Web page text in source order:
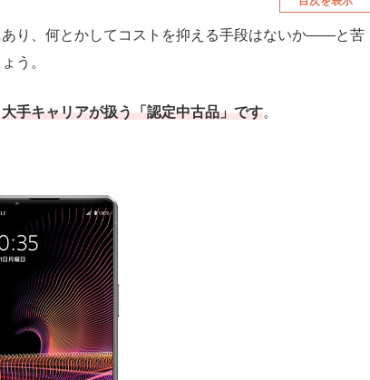
り、何とかしてコストを抑える手段はないか――と苦
う。
大手キャリアが扱う「認定中古品」です。